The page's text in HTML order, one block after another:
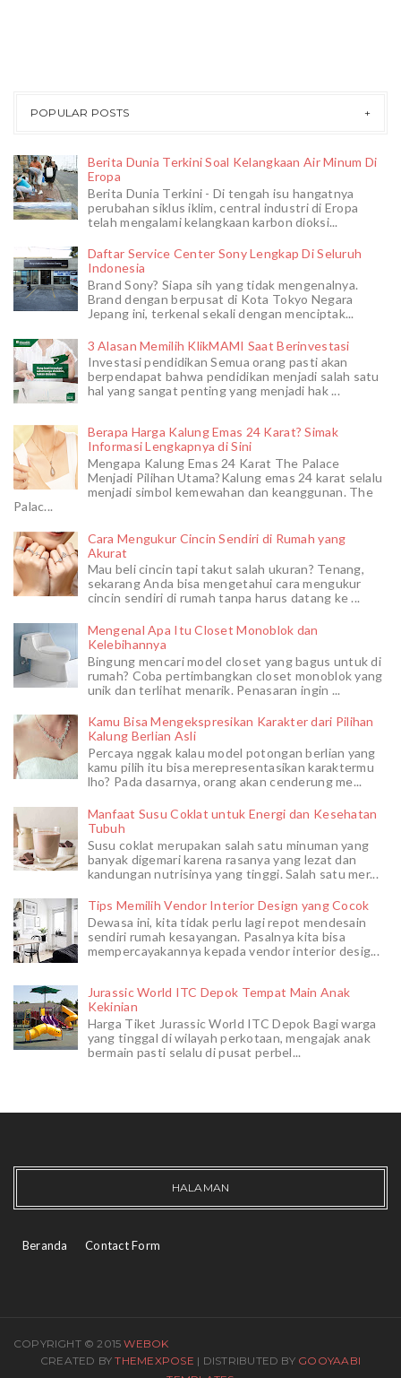
POPULAR POSTS
Berita Dunia Terkini Soal Kelangkaan Air Minum Di
Eropa
Berita Dunia Terkini - Di tengah isu hangatnya
perubahan siklus iklim, central industri di Eropa
telah mengalami kelangkaan karbon dioksi...
Daftar Service Center Sony Lengkap Di Seluruh
Indonesia
Brand Sony? Siapa sih yang tidak mengenalnya.
Brand dengan berpusat di Kota Tokyo Negara
Jepang ini, terkenal sekali dengan menciptak...
3 Alasan Memilih KlikMAMI Saat Berinvestasi
Investasi pendidikan Semua orang pasti akan
berpendapat bahwa pendidikan menjadi salah satu
hal yang sangat penting yang menjadi hak ...
Berapa Harga Kalung Emas 24 Karat? Simak
Informasi Lengkapnya di Sini
Mengapa Kalung Emas 24 Karat The Palace
Menjadi Pilihan Utama?Kalung emas 24 karat selalu
menjadi simbol kemewahan dan keanggunan. The
Palac...
Cara Mengukur Cincin Sendiri di Rumah yang
Akurat
Mau beli cincin tapi takut salah ukuran? Tenang,
sekarang Anda bisa mengetahui cara mengukur
cincin sendiri di rumah tanpa harus datang ke ...
Mengenal Apa Itu Closet Monoblok dan
Kelebihannya
Bingung mencari model closet yang bagus untuk di
rumah? Coba pertimbangkan closet monoblok yang
unik dan terlihat menarik. Penasaran ingin ...
Kamu Bisa Mengekspresikan Karakter dari Pilihan
Kalung Berlian Asli
Percaya nggak kalau model potongan berlian yang
kamu pilih itu bisa merepresentasikan karaktermu
lho? Pada dasarnya, orang akan cenderung me...
Manfaat Susu Coklat untuk Energi dan Kesehatan
Tubuh
Susu coklat merupakan salah satu minuman yang
banyak digemari karena rasanya yang lezat dan
kandungan nutrisinya yang tinggi. Salah satu mer...
Tips Memilih Vendor Interior Design yang Cocok
Dewasa ini, kita tidak perlu lagi repot mendesain
sendiri rumah kesayangan. Pasalnya kita bisa
mempercayakannya kepada vendor interior desig...
Jurassic World ITC Depok Tempat Main Anak
Kekinian
Harga Tiket Jurassic World ITC Depok Bagi warga
yang tinggal di wilayah perkotaan, mengajak anak
bermain pasti selalu di pusat perbel...
HALAMAN
Beranda Contact Form
COPYRIGHT © 2015WEBOK
CREATED BYTHEMEXPOSE | DISTRIBUTED BY GOOYAABI